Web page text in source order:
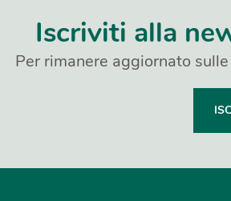
Iscriviti alla
Per rimanere aggiornato